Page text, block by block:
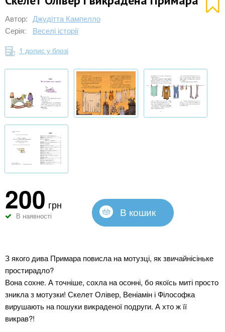
Автор: Джудітта Кампелло
Серія:
Веселі історії
1 допис у блозі
200 грн
В наявності В кошик
З якого дива Примара повисла на мотузці, як звичайнісіньке
простирадло?
Вона сохне. А точніше, сохла на осонні, бо якоїсь миті просто
зникла з мотузки! Скелет Олівер, Веніамін і Філософка
вирушають на пошуки викраденої подруги. А хто ж її
викрав?!